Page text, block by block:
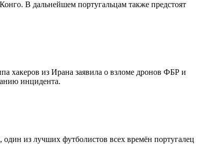
В дальнейшем португальцам также предстоят
хакеров из Ирана заявила о взломе дронов ФБР и
инцидента.
из лучших футболистов всех времён португалец